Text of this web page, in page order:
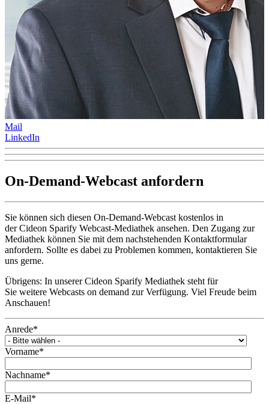
Mail
LinkedIn
On-Demand-Webcast anfordern
Sie können sich diesen On-Demand-Webcast kostenlos in
der Cideon Sparify Webcast-Mediathek ansehen. Den Zugang zur
Mediathek können Sie mit dem nachstehenden Kontaktformular
anfordern. Sollte es dabei zu Problemen kommen, kontaktieren Sie
uns gerne.
Übrigens: In unserer Cideon Sparify Mediathek steht für
Sie weitere Webcasts on demand zur Verfügung. Viel Freude beim
Anschauen!
Anrede*
Vorname*
Nachname*
E-Mail*